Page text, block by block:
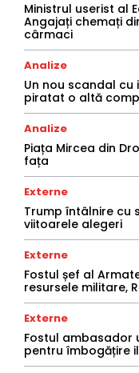
Ministrul userist al
Angajați chemați
cârmaci
Analize
Un nou scandal
piratat o altă
Analize
Piața Mircea din
fața
Externe
Trump întâlnire cu
viitoarele alegeri
Externe
Fostul șef al
resursele militare,
Externe
Fostul ambasador
pentru îmbogățire